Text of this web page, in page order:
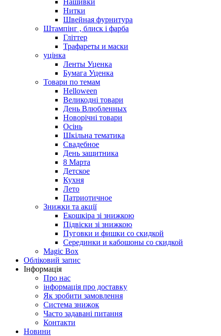
Нашивки
Нитки
Швейная фурнитура
Штампінг , блиск і фарба
Гліттер
Трафареты и маски
уцінка
Ленты Уценка
Бумага Уценка
Товари по темам
Helloween
Великодні товари
День Влюбленных
Новорічні товари
Осінь
Шкільна тематика
Свадебное
День защитника
8 Марта
Детское
Кухня
Лето
Патриотичное
Знижки та акції
Екошкіра зі знижкою
Підвіски зі знижкою
Пуговки и фишки со скидкой
Серединки и кабошоны со скидкой
Magic Box
Обліковий запис
Інформація
Про нас
інформація про доставку
Як зробити замовлення
Система знижок
Часто задавані питання
Контакти
Новини